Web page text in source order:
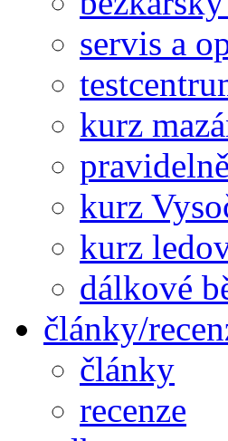
servis a
kurz
kurz
kurz
dálkové
články/
články
recenze